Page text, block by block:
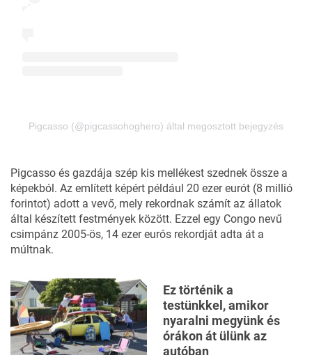
Pigcasso (@pigcassohoghero) által megosztott bejegyzés
Pigcasso és gazdája szép kis mellékest szednek össze a
képekból. Az említett képért például 20 ezer eurót (8 millió
forintot) adott a vevő, mely rekordnak számít az állatok
által készített festmények között. Ezzel egy Congo nevű
csimpánz 2005-ös, 14 ezer eurós rekordját adta át a
múltnak.
Ez történik a
testünkkel, amikor
nyaralni megyünk és
órákon át ülünk az
autóban